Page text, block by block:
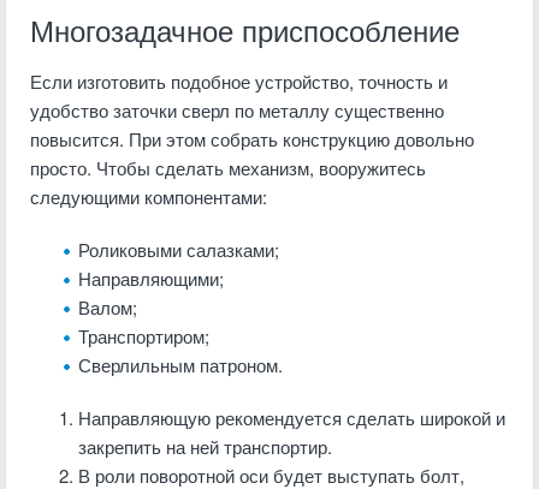
Многозадачное приспособление
Если изготовить подобное устройство, точность и
удобство заточки сверл по металлу существенно
повысится. При этом собрать конструкцию довольно
просто. Чтобы сделать механизм, вооружитесь
следующими компонентами:
Роликовыми салазками;
Направляющими;
Валом;
Транспортиром;
Сверлильным патроном.
Направляющую рекомендуется сделать широкой и
закрепить на ней транспортир.
В роли поворотной оси будет выступать болт,